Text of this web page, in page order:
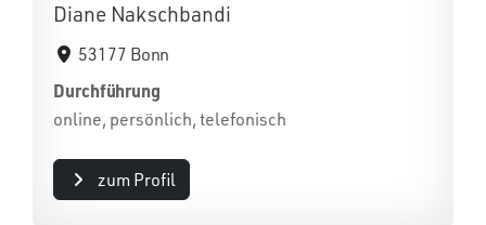
Diane Nakschbandi
53177 Bonn
Durchführung
online, persönlich, telefonisch
zum Profil